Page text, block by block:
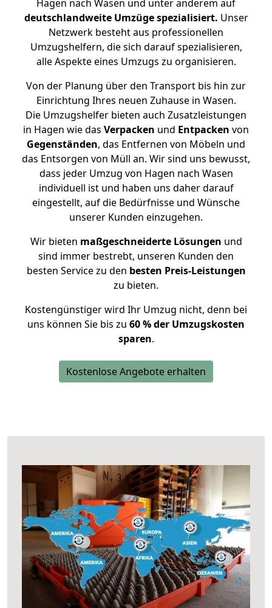
Hagen nach Wasen und unter anderem auf
deutschlandweite Umzüge spezialisiert. Unser
Netzwerk besteht aus professionellen
Umzugshelfern, die sich darauf spezialisieren,
alle Aspekte eines Umzugs zu organisieren.
Von der Planung über den Transport bis hin zur
Einrichtung Ihres neuen Zuhause in Wasen.
Die Umzugshelfer bieten auch Zusatzleistungen
in Hagen wie das Verpacken und Entpacken von
Gegenständen, das Entfernen von Möbeln und
das Entsorgen von Müll an. Wir sind uns bewusst,
dass jeder Umzug von Hagen nach Wasen
individuell ist und haben uns daher darauf
eingestellt, auf die Bedürfnisse und Wünsche
unserer Kunden einzugehen.
Wir bieten maßgeschneiderte Lösungen und
sind immer bestrebt, unseren Kunden den
besten Service zu den besten Preis-Leistungen
zu bieten.
Kostengünstiger wird Ihr Umzug nicht, denn bei
uns können Sie bis zu 60 % der Umzugskosten
sparen.
Kostenlose Angebote erhalten